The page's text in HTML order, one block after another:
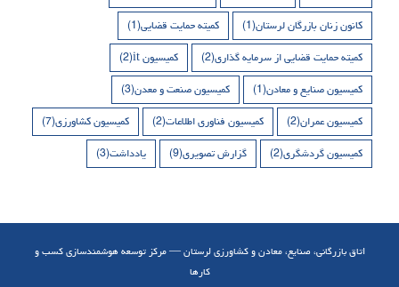
کانون زنان بازرگان لرستان(1) کمیته حمایت قضایی(1)
کمیته حمایت قضایی از سرمایه گذاری(2) کمیسیون it (2)
کمیسیون صنایع و معادن(1) کمیسیون صنعت و معدن(3)
کمیسیون عمران(2) کمیسیون فناوری اطلاعات(2) کمیسیون کشاورزی(7)
کمیسیون گردشگری(2) گزارش تصویری(9) یادداشت(3)
اتاق بازرگانی، صنایع، معادن و کشاورزی لرستان — مرکز توسعه هوشمندسازی کسب و
کارها